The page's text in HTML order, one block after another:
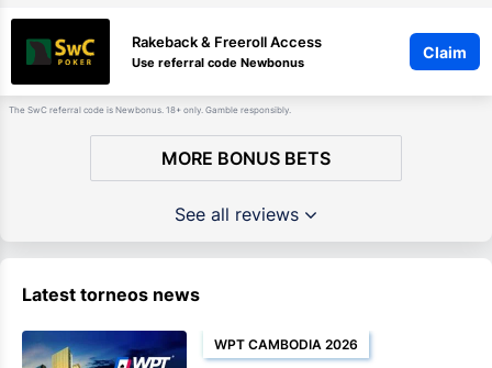
Rakeback & Freeroll Access
Use referral code Newbonus
Claim
The SwC referral code is Newbonus. 18+ only. Gamble responsibly.
MORE BONUS BETS
See all reviews
Latest torneos news
WPT CAMBODIA 2026